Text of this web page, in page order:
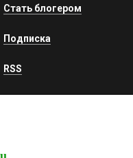
Стать блогером
Подписка
RSS